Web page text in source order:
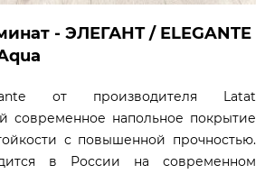
- ЭЛЕГАНТ / ELEGANTE
от производителя Latat
современное напольное покрытие
с повышенной прочностью.
в России на современном